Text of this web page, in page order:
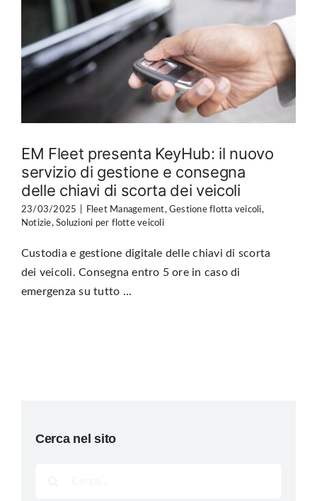
EM Fleet presenta KeyHub: il nuovo
servizio di gestione e consegna
delle chiavi di scorta dei veicoli
23/03/2025 Fleet Management, Gestione flotta veicoli,
Notizie,Soluzioni per flotte veicoli
Custodia e gestione digitale delle chiavi di scorta
dei veicoli. Consegna entro 5 ore in caso di
emergenza su tutto ...
Cerca nel sito